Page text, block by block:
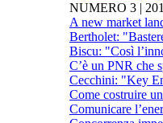
NUMERO 3 |
A new market
Bertholet:
Biscu: "Così
C’è un PNR che
Cecchini: "Key
Come costruire
Comunicare